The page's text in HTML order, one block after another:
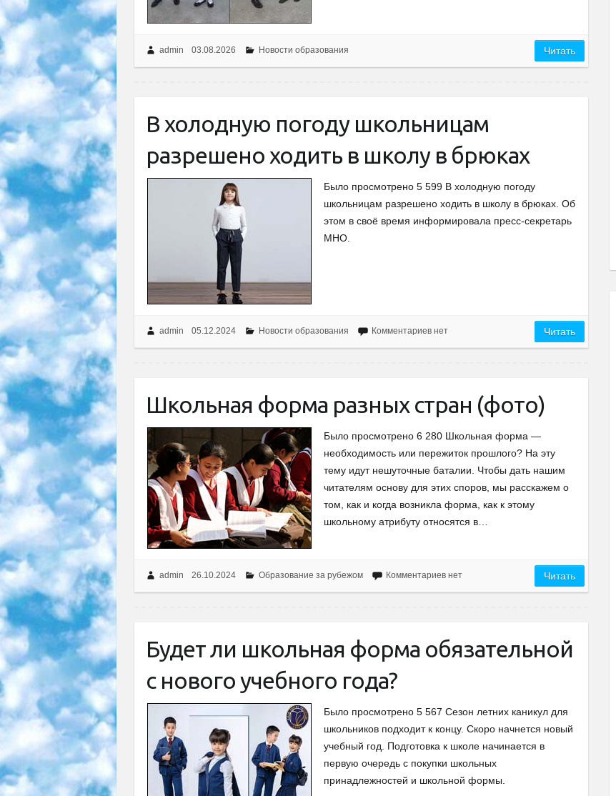
admin 03.08.2026 Новости образования Читать
В холодную погоду школьницам
разрешено ходить в школу в брюках
Было просмотрено 5 599 В холодную погоду
школьницам разрешено ходить в школу в брюках. Об
этом в своё время информировала пресс-секретарь
МНО.
admin 05.12.2024 Новости образования Комментариев нет Читать
Школьная форма разных стран (фото)
Было просмотрено 6 280 Школьная форма —
необходимость или пережиток прошлого? На эту
тему идут нешуточные баталии. Чтобы дать нашим
читателям основу для этих споров, мы расскажем о
том, как и когда возникла форма, как к этому
школьному атрибуту относятся в…
admin 26.10.2024 Образование за рубежом Комментариев нет Читать
Будет ли школьная форма обязательной
с нового учебного года?
Было просмотрено 5 567 Сезон летних каникул для
школьников подходит к концу. Скоро начнется новый
учебный год. Подготовка к школе начинается в
первую очередь с покупки школьных
принадлежностей и школьной формы.